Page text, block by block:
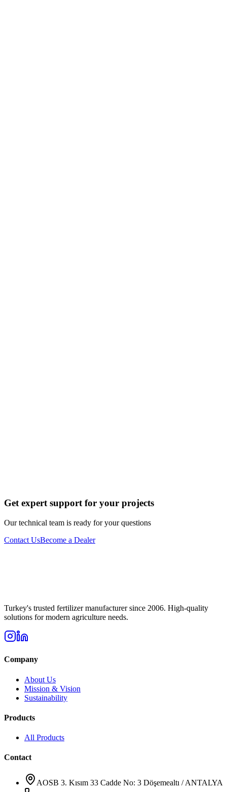
Get expert support for your projects
Our technical team is ready for your questions
Contact UsBecome a Dealer
Turkey's trusted fertilizer manufacturer since 2006. High-quality
solutions for modern agriculture needs.
Company
About Us
Mission & Vision
Sustainability
Products
All Products
Contact
AOSB 3. Kısım 33 Cadde No: 3 Döşemealtı / ANTALYA